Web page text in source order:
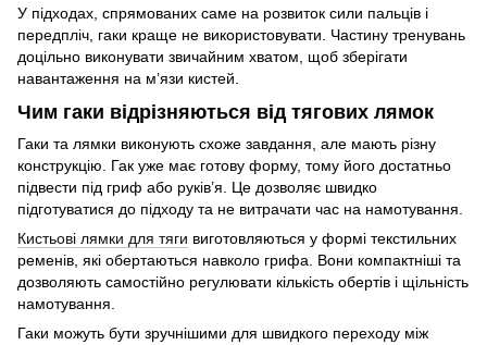
У підходах, спрямованих саме на розвиток сили пальців і
передпліч, гаки краще не використовувати. Частину тренувань
доцільно виконувати звичайним хватом, щоб зберігати
навантаження на м’язи кистей.
Чим гаки відрізняються від тягових лямок
Гаки та лямки виконують схоже завдання, але мають різну
конструкцію. Гак уже має готову форму, тому його достатньо
підвести під гриф або руків’я. Це дозволяє швидко
підготуватися до підходу та не витрачати час на намотування.
Кистьові лямки для тяги виготовляються у формі текстильних
ременів, які обертаються навколо грифа. Вони компактніші та
дозволяють самостійно регулювати кількість обертів і щільність
намотування.
Гаки можуть бути зручнішими для швидкого переходу між